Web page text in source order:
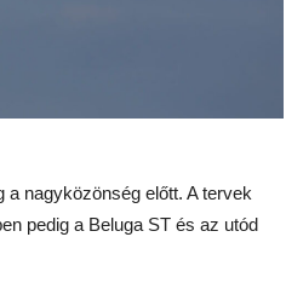
nagyközönség előtt. A tervek
pedig a Beluga ST és az utód